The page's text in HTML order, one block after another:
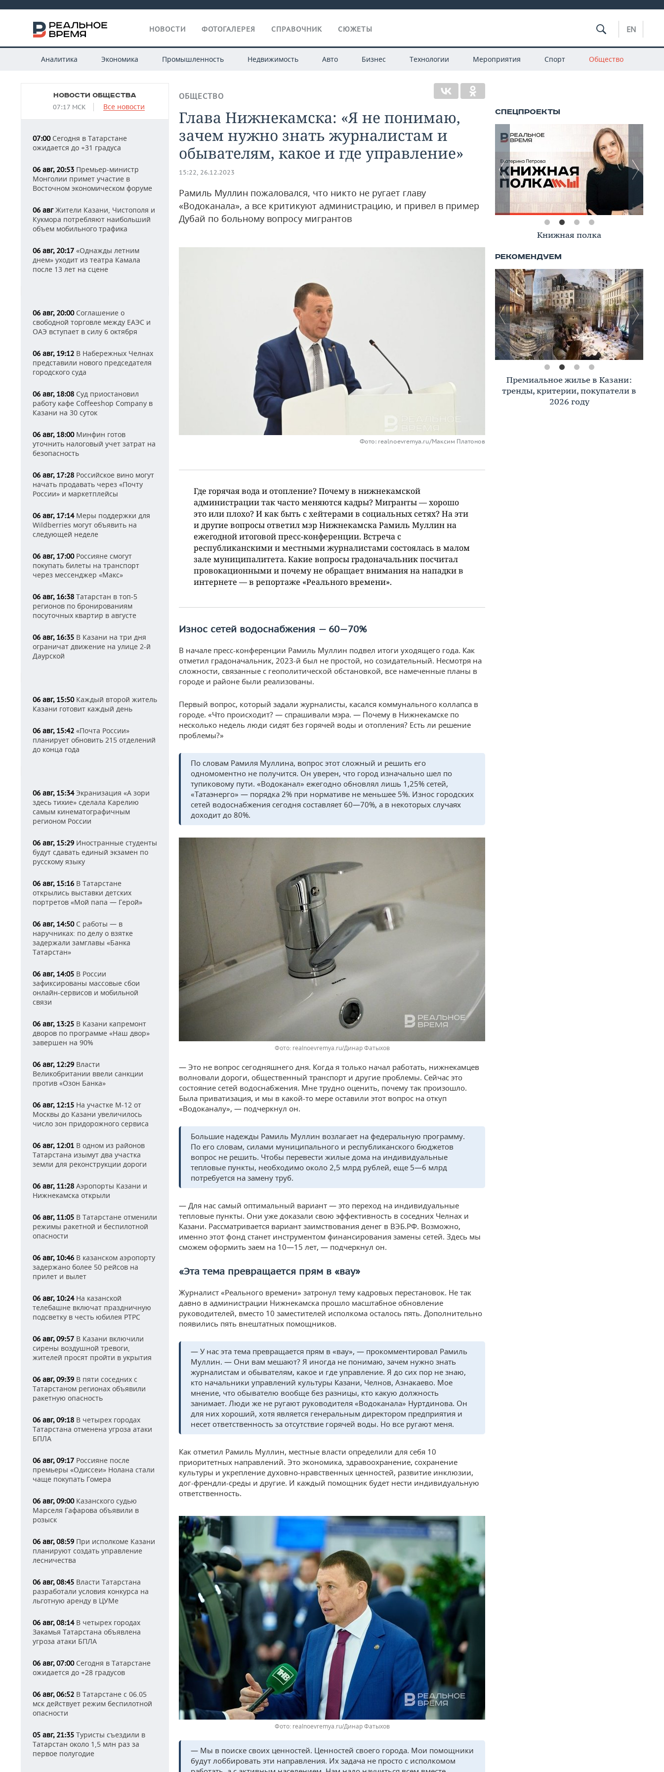
НОВОСТИ ФОТОГАЛЕРЕЯ СПРАВОЧНИК СЮЖЕТЫ EN
Аналитика Экономика Промышленность Недвижимость Авто Бизнес Технологии Мероприятия Спорт Общество
НОВОСТИ ОБЩЕСТВА
07:17 МСК Все новости
07:00Сегодня в Татарстане
ожидается до +31 градуса
06 авг, 20:53 Премьер-министр
Монголии примет участие в
Восточном экономическом форуме
06 авгЖители Казани, Чистополя и
Кукмора потребляют наибольший
объем мобильного трафика
06 авг, 20:17 «Однажды летним
днем» уходит из театра Камала
после 13 лет на сцене
06 авг, 20:00Соглашение о
свободной торговле между ЕАЭС и
ОАЭ вступает в силу 6 октября
06 авг, 19:12 В Набережных Челнах
представили нового председателя
городского суда
06 авг, 18:08 Суд приостановил
работу кафе Coffeeshop Company в
Казани на 30 суток
06 авг, 18:00Минфин готов
уточнить налоговый учет затрат на
безопасность
06 авг, 17:28 Российское вино могут
начать продавать через «Почту
России» и маркетплейсы
06 авг, 17:14Меры поддержки для
Wildberries могут объявить на
следующей неделе
06 авг, 17:00Россияне смогут
покупать билеты на транспорт
через мессенджер «Макс»
06 авг, 16:38 Татарстан в топ-5
регионов по бронированиям
посуточных квартир в августе
06 авг, 16:35 В Казани на три дня
ограничат движение на улице 2-й
Даурской
06 авг, 15:50Каждый второй житель
Казани готовит каждый день
06 авг, 15:42 «Почта России»
планирует обновить 215 отделений
до конца года
06 авг, 15:34Экранизация «А зори
здесь тихие» сделала Карелию
самым кинематографичным
регионом России
06 авг, 15:29 Иностранные студенты
будут сдавать единый экзамен по
русскому языку
06 авг, 15:16 В Татарстане
открылись выставки детских
портретов «Мой папа — Герой»
06 авг, 14:50С работы — в
наручниках: по делу о взятке
задержали замглавы «Банка
Татарстан»
06 авг, 14:05 В России
зафиксированы массовые сбои
онлайн-сервисов и мобильной
связи
06 авг, 13:25 В Казани капремонт
дворов по программе «Наш двор»
завершен на 90%
06 авг, 12:29 Власти
Великобритании ввели санкции
против «Озон Банка»
06 авг, 12:15 На участке М-12 от
Москвы до Казани увеличилось
число зон придорожного сервиса
06 авг, 12:01 В одном из районов
Татарстана изымут два участка
земли для реконструкции дороги
06 авг, 11:28 Аэропорты Казани и
Нижнекамска открыли
06 авг, 11:05 В Татарстане отменили
режимы ракетной и беспилотной
опасности
06 авг, 10:46 В казанском аэропорту
задержано более 50 рейсов на
прилет и вылет
06 авг, 10:24На казанской
телебашне включат праздничную
подсветку в честь юбилея РТРС
06 авг, 09:57 В Казани включили
сирены воздушной тревоги,
жителей просят пройти в укрытия
06 авг, 09:39 В пяти соседних с
Татарстаном регионах объявили
ракетную опасность
06 авг, 09:18 В четырех городах
Татарстана отменена угроза атаки
БПЛА
06 авг, 09:17 Россияне после
премьеры «Одиссеи» Нолана стали
чаще покупать Гомера
06 авг, 09:00Казанского судью
Марселя Гафарова объявили в
розыск
06 авг, 08:59 При исполкоме Казани
планируют создать управление
лесничества
06 авг, 08:45 Власти Татарстана
разработали условия конкурса на
льготную аренду в ЦУМе
06 авг, 08:14В четырех городах
Закамья Татарстана объявлена
угроза атаки БПЛА
06 авг, 07:00Сегодня в Татарстане
ожидается до +28 градусов
06 авг, 06:52 В Татарстане с 06.05
мск действует режим беспилотной
опасности
05 авг, 21:35 Туристы съездили в
Татарстан около 1,5 млн раз за
первое полугодие
ОБЩЕСТВО
Глава Нижнекамска: «Я не понимаю,
зачем нужно знать журналистам и
обывателям, какое и где управление»
15:22, 26.12.2023
Рамиль Муллин пожаловался, что никто не ругает главу
«Водоканала», а все критикуют администрацию, и привел в пример
Дубай по больному вопросу мигрантов
Фото: realnoevremya.ru/Максим Платонов
Где горячая вода и отопление? Почему в нижнекамской
администрации так часто меняются кадры? Мигранты — хорошо
это или плохо? И как быть с хейтерами в социальных сетях? На эти
и другие вопросы ответил мэр Нижнекамска Рамиль Муллин на
ежегодной итоговой пресс-конференции. Встреча с
республиканскими и местными журналистами состоялась в малом
зале муниципалитета. Какие вопросы градоначальник посчитал
провокационными и почему не обращает внимания на нападки в
интернете — в репортаже «Реального времени».
Износ сетей водоснабжения — 60—70%
В начале пресс-конференции Рамиль Муллин подвел итоги уходящего года. Как
отметил градоначальник, 2023-й был не простой, но созидательный. Несмотря на
сложности, связанные с геополитической обстановкой, все намеченные планы в
городе и районе были реализованы.
Первый вопрос, который задали журналисты, касался коммунального коллапса в
городе. «Что происходит? — спрашивали мэра. — Почему в Нижнекамске по
несколько недель люди сидят без горячей воды и отопления? Есть ли решение
проблемы?»
По словам Рамиля Муллина, вопрос этот сложный и решить его
одномоментно не получится. Он уверен, что город изначально шел по
тупиковому пути. «Водоканал» ежегодно обновлял лишь 1,25% сетей,
«Татаэнерго» — порядка 2% при нормативе не меньшее 5%. Износ городских
сетей водоснабжения сегодня составляет 60—70%, а в некоторых случаях
доходит до 80%.
realnoevremya.ru/Динар Фатыхов
— Это не вопрос сегодняшнего дня. Когда я только начал работать, нижнекамцев
волновали дороги, общественный транспорт и другие проблемы. Сейчас это
состояние сетей водоснабжения. Мне трудно оценить, почему так произошло.
Была приватизация, и мы в какой-то мере оставили этот вопрос на откуп
«Водоканалу», — подчеркнул он.
Большие надежды Рамиль Муллин возлагает на федеральную программу.
По его словам, силами муниципального и республиканского бюджетов
вопрос не решить. Чтобы перевести жилые дома на индивидуальные
тепловые пункты, необходимо около 2,5 млрд рублей, еще 5—6 млрд
потребуется на замену труб.
— Для нас самый оптимальный вариант — это переход на индивидуальные
тепловые пункты. Они уже доказали свою эффективность в соседних Челнах и
Казани. Рассматривается вариант заимствования денег в ВЭБ.РФ. Возможно,
именно этот фонд станет инструментом финансирования замены сетей. Здесь мы
сможем оформить заем на 10—15 лет, — подчеркнул он.
«Эта тема превращается прям в «вау»
Журналист «Реального времени» затронул тему кадровых перестановок. Не так
давно в администрации Нижнекамска прошло масштабное обновление
руководителей, вместо 10 заместителей исполкома осталось пять. Дополнительно
появились пять внештатных помощников.
— У нас эта тема превращается прям в «вау», — прокомментировал Рамиль
Муллин. — Они вам мешают? Я иногда не понимаю, зачем нужно знать
журналистам и обывателям, какое и где управление. Я до сих пор не знаю,
кто начальники управлений культуры Казани, Челнов, Азнакаево. Мое
мнение, что обывателю вообще без разницы, кто какую должность
занимает. Люди же не ругают руководителя «Водоканала» Нуртдинова. Он
для них хороший, хотя является генеральным директором предприятия и
несет ответственность за отсутствие горячей воды. Но все ругают меня.
Как отметил Рамиль Муллин, местные власти определили для себя 10
приоритетных направлений. Это экономика, здравоохранение, сохранение
культуры и укрепление духовно-нравственных ценностей, развитие инклюзии,
дог-френдли-среды и другие. И каждый помощник будет нести индивидуальную
ответственность.
realnoevremya.ru/Динар Фатыхов
— Мы в поиске своих ценностей. Ценностей своего города. Мои помощники
будут лоббировать эти направления. Их задача не просто с исполкомом
Книжная полка
Премиальное жилье в Казани:
тренды, критерии, покупатели в
2026 году